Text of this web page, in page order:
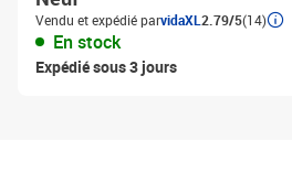
Vendu et expédié parvidaXL 2.79/5(14)
En stock
Expédié sous 3 jours